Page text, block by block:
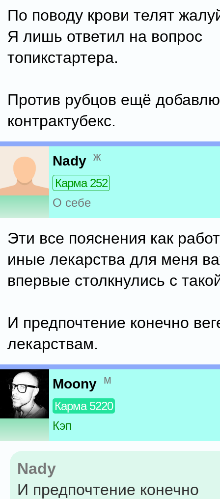
По поводу крови телят
Я лишь ответил на вопрос
топикстартера.
Против рубцов ещё добавлю
контрактубекс.
Nady ж
Карма 252
О себе
Эти все пояснения как
иные лекарства для меня
впервые столкнулись с
И предпочтение конечно
лекарствам.
Moony м
Карма 5220
Кэп
Nady
И предпочтение конечно